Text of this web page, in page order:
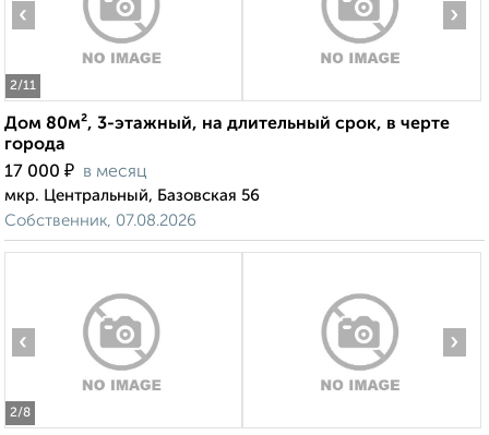
2/11
‹ ›
Дом 80м², 3-этажный, на длительный срок, в черте
города
17 000 ₽ в месяц
мкр. Центральный, Базовская 56
Собственник, 07.08.2026
2/8
‹ ›